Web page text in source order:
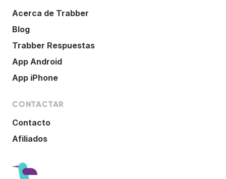
Acerca de Trabber
Blog
Trabber Respuestas
App Android
App iPhone
CONTACTAR
Contacto
Afiliados